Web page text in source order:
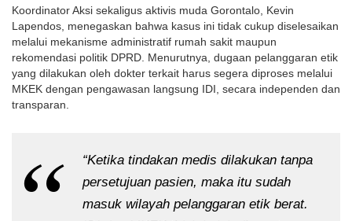
Koordinator Aksi sekaligus aktivis muda Gorontalo, Kevin
Lapendos, menegaskan bahwa kasus ini tidak cukup diselesaikan
melalui mekanisme administratif rumah sakit maupun
rekomendasi politik DPRD. Menurutnya, dugaan pelanggaran etik
yang dilakukan oleh dokter terkait harus segera diproses melalui
MKEK dengan pengawasan langsung IDI, secara independen dan
transparan.
“Ketika tindakan medis dilakukan tanpa
persetujuan pasien, maka itu sudah
masuk wilayah pelanggaran etik berat.